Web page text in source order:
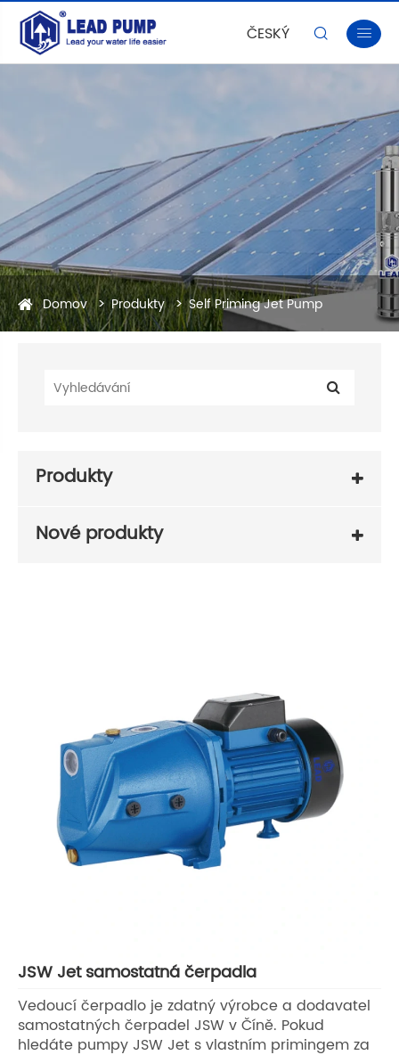
ČESKÝ  
Domov Produkty Self Priming Jet Pump
Produkty
Nové produkty
JSW Jet samostatná čerpadla
Vedoucí čerpadlo je zdatný výrobce a dodavatel
samostatných čerpadel JSW v Číně. Pokud
hledáte pumpy JSW Jet s vlastním primingem za